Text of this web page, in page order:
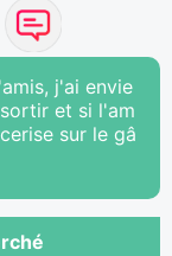
j'ai envie
et si l'am
sur le gâ